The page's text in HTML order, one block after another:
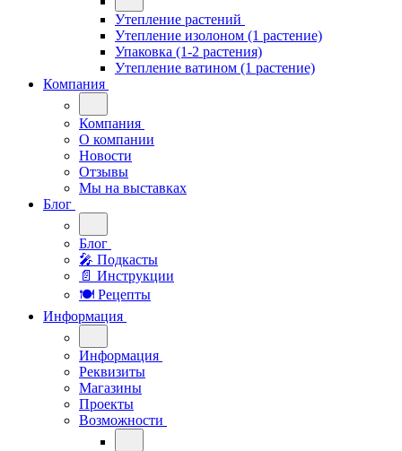
Утепление растений
Утепление изолоном (1 растение)
Упаковка (1-2 растения)
Утепление ватином (1 растение)
Компания
Компания
О компании
Новости
Отзывы
Мы на выставках
Блог
Блог
🎤︎︎ Подкасты
📄 Инструкции
🍽 Рецепты
Информация
Информация
Реквизиты
Магазины
Проекты
Возможности